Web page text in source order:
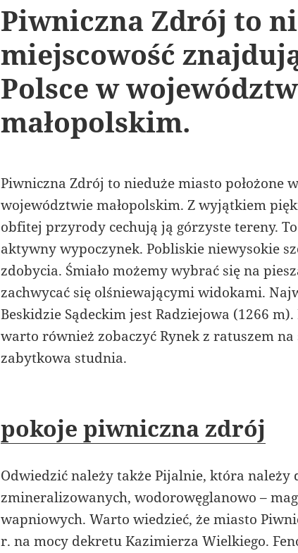
Piwniczna Zdrój to
miejscowość
Polsce w
małopolskim.
Piwniczna Zdrój to nieduże miasto położone
województwie małopolskim. Z wyjątkiem
obfitej przyrody cechują ją górzyste tereny.
aktywny wypoczynek. Pobliskie niewysokie
zdobycia. Śmiało możemy wybrać się na
zachwycać się olśniewającymi widokami.
Beskidzie Sądeckim jest Radziejowa (1266
warto również zobaczyć Rynek z ratuszem
zabytkowa studnia.
pokoje piwniczna zdrój
Odwiedzić należy także Pijalnie, która należy
zmineralizowanych, wodorowęglanowo –
wapniowych. Warto wiedzieć, że miasto
r. na mocy dekretu Kazimierza Wielkiego.